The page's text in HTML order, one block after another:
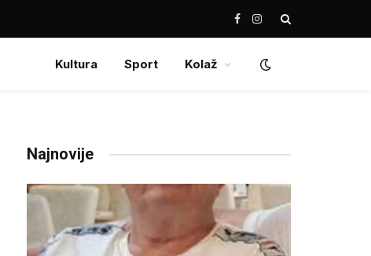
Facebook
Instagram
Kultura Sport Kolaž
Najnovije